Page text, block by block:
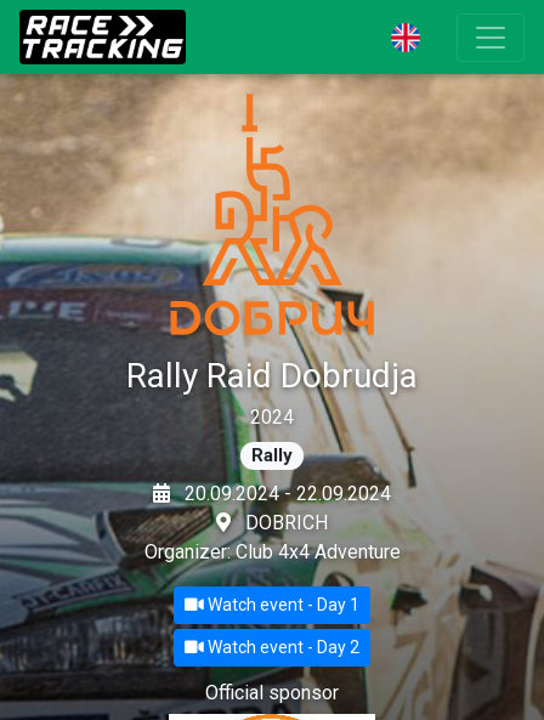
Rally Raid Dobrudja
2024
Rally
20.09.2024 - 22.09.2024
DOBRICH
Organizer: Club 4x4 Adventure
Watch event - Day 1
Watch event - Day 2
Official sponsor